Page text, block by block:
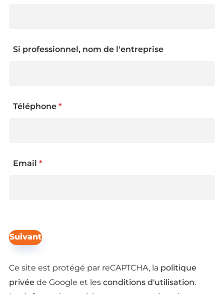
Si professionnel, nom de l'entreprise
Téléphone*
Email *
Suivant
Ce site est protégé par reCAPTCHA, la politique
privée de Google et lesconditions d'utilisation.